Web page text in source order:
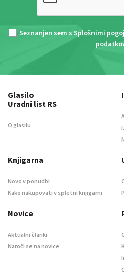
Seznanjen sem s Splošnimi
Glasilo
Uradni list RS
O glasilu
Knjigarna
Novo v ponudbi
Kako nakupovati v spletni knjigarni
Novice
Aktualni članki
Naroči se na novice